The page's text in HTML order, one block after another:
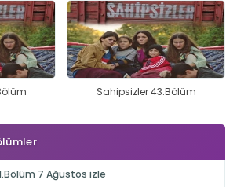
Sahipsizler 43.Bölüm
7 Ağustos izle